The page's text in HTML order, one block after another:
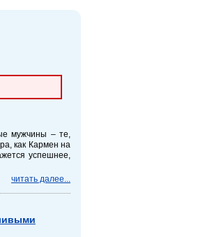
мужчины – те,
как Кармен на
успешнее,
читать далее...